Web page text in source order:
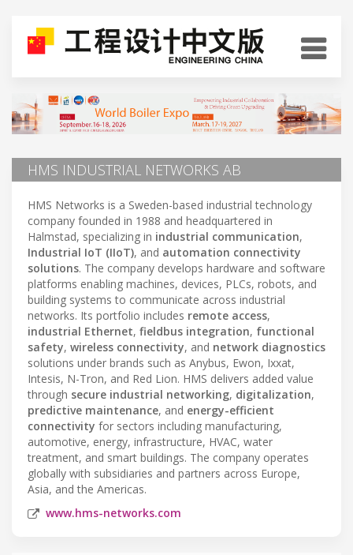
HMS INDUSTRIAL NETWORKS AB
HMS Networks is a Sweden-based industrial technology
company founded in 1988 and headquartered in
Halmstad, specializing in industrial communication,
Industrial IoT (IIoT), and automation connectivity
solutions. The company develops hardware and software
platforms enabling machines, devices, PLCs, robots, and
building systems to communicate across industrial
networks. Its portfolio includes remote access,
industrial Ethernet, fieldbus integration, functional
safety, wireless connectivity, and network diagnostics
solutions under brands such as Anybus, Ewon, Ixxat,
Intesis, N-Tron, and Red Lion. HMS delivers added value
through secure industrial networking, digitalization,
predictive maintenance, and energy-efficient
connectivity for sectors including manufacturing,
automotive, energy, infrastructure, HVAC, water
treatment, and smart buildings. The company operates
globally with subsidiaries and partners across Europe,
Asia, and the Americas.
www.hms-networks.com